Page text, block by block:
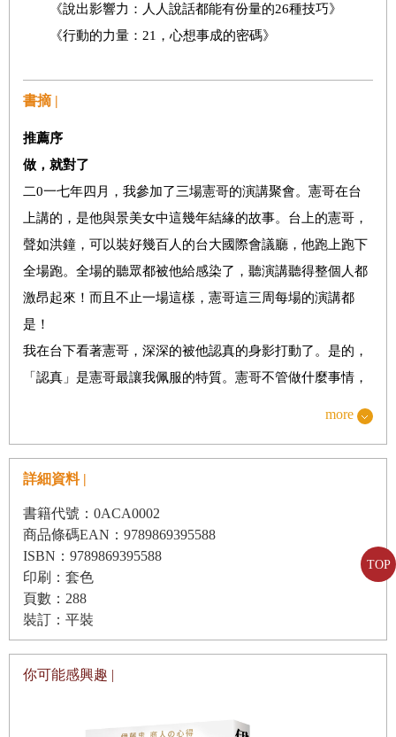
TOP
《說出影響力：人人說話都能有份量的26種技巧》
《行動的力量：21，心想事成的密碼》
書摘 |
推薦序
做，就對了
二0一七年四月，我參加了三場憲哥的演講聚會。憲哥在台
上講的，是他與景美女中這幾年結緣的故事。台上的憲哥，
聲如洪鐘，可以裝好幾百人的台大國際會議廳，他跑上跑下
全場跑。全場的聽眾都被他給感染了，聽演講聽得整個人都
激昂起來！而且不止一場這樣，憲哥這三周每場的演講都
是！
我在台下看著憲哥，深深的被他認真的身影打動了。是的，
「認真」是憲哥最讓我佩服的特質。憲哥不管做什麼事情，
面對什麼樣的課題，都能一再突破自己的極限，成就不一樣
的高度。
我最欣賞憲哥的，就是他覺得一件事有意義、值得做，就做
了！當一般人還在擔心說這事做了以後會這樣、會那樣，這
有風險、那有風險，做與不做還在猶豫的時候，憲哥已經義
無反顧的開始規劃他的行動方案了。這種行動力，正是我們
台灣社會所欠缺的。
許多人看現在的台灣，常常覺得好像問題很多。大家因恨鐵
不成鋼，常常說這裡不好、那裡不好。指出問題、面對問題
外同等重要的，是我們看到問題之後，是否願意動手去解決
more
詳細資料 |
書籍代號：0ACA0002
商品條碼EAN：9789869395588
ISBN：9789869395588
印刷：套色
頁數：288
裝訂：平裝
你可能感興趣 |